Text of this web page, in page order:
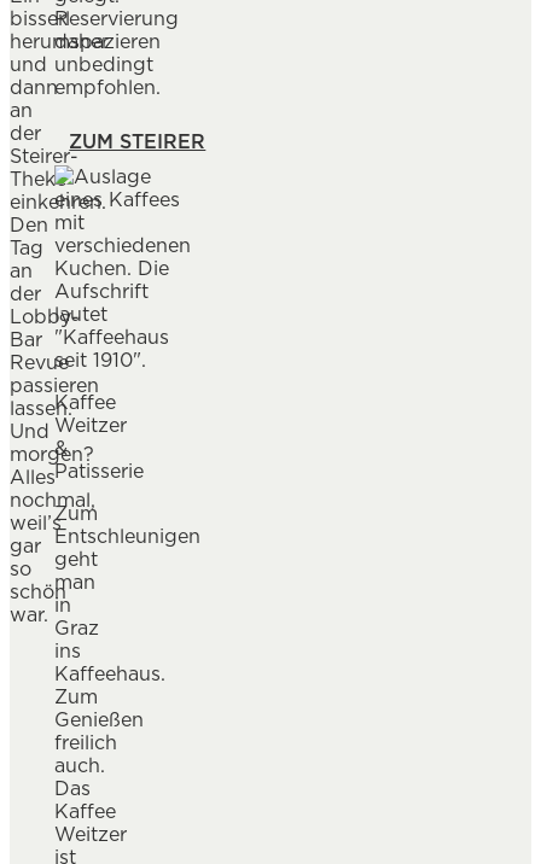
bisserl
herumspazieren
und
dann
an
der
Steirer-
Theke
einkehren.
Den
Tag
an
der
Lobby-
Bar
Revue
passieren
lassen.
Und
morgen?
Alles
nochmal,
weil’s
gar
so
schön
war.
Reservierung
daher
unbedingt
empfohlen.
ZUM STEIRER
Kaffee
Weitzer
&
Patisserie
Zum
Entschleunigen
geht
man
in
Graz
ins
Kaffeehaus.
Zum
Genießen
freilich
auch.
Das
Kaffee
Weitzer
ist